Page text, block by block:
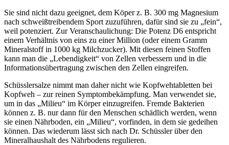
Sie sind nicht dazu geeignet, dem Köper z. B. 300 mg Magnesium
nach schweißtreibendem Sport zuzuführen, dafür sind sie zu „fein“,
weil potenziert. Zur Veranschaulichung: Die Potenz D6 entspricht
einem Verhältnis von eins zu einer Million (oder einem Gramm
Mineralstoff in 1000 kg Milchzucker). Mit diesen feinen Stoffen
kann man die „Lebendigkeit“ von Zellen verbessern und in die
Informationsübertragung zwischen den Zellen eingreifen.
Schüsslersalze nimmt man daher nicht wie Kopfwehtabletten bei
Kopfweh – zur reinen Symptombekämpfung. Man verwendet sie,
um in das „Milieu“ im Körper einzugreifen. Fremde Bakterien
können z. B. nur dann für den Menschen schädlich werden, wenn
sie einen Nährboden, ein „Milieu“, vorfinden, in dem sie gedeihen
können. Das wiederum lässt sich nach Dr. Schüssler über den
Mineralhaushalt des Nährbodens regulieren.